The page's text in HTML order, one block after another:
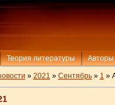
Теория литературы Авторы
» 2021 » Сентябрь » 1 »